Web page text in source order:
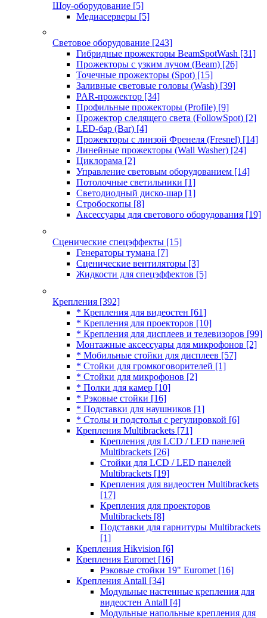
Шоу-оборудование [5]
Медиасерверы [5]
Световое оборудование [243]
Гибридные прожекторы BeamSpotWash [31]
Прожекторы с узким лучом (Beam) [26]
Точечные прожекторы (Spot) [15]
Заливные световые головы (Wash) [39]
PAR-прожектор [34]
Профильные прожекторы (Profile) [9]
Прожектор следящего света (FollowSpot) [2]
LED-бар (Bar) [4]
Прожекторы с линзой Френеля (Fresnel) [14]
Линейные прожекторы (Wall Washer) [24]
Циклорама [2]
Управление световым оборудованием [14]
Потолочные светильники [1]
Светодиодный диско-шар [1]
Стробоскопы [8]
Аксессуары для светового оборудования [19]
Сценические спецэффекты [15]
Генераторы тумана [7]
Сценические вентиляторы [3]
Жидкости для спецэффектов [5]
Крепления [392]
* Крепления для видеостен [61]
* Крепления для проекторов [10]
* Крепления для дисплеев и телевизоров [99]
Монтажные аксессуары для микрофонов [2]
* Мобильные стойки для дисплеев [57]
* Стойки для громкоговорителей [1]
* Стойки для микрофонов [2]
* Полки для камер [10]
* Рэковые стойки [16]
* Подставки для наушников [1]
* Столы и подстолья с регулировкой [6]
Крепления Multibrackets [71]
Крепления для LCD / LED панелей
Multibrackets [26]
Стойки для LCD / LED панелей
Multibrackets [19]
Крепления для видеостен Multibrackets
[17]
Крепления для проекторов
Multibrackets [8]
Подставки для гарнитуры Multibrackets
[1]
Крепления Hikvision [6]
Крепления Euromet [16]
Рэковые стойки 19" Euromet [16]
Крепления Antall [34]
Модульные настенные крепления для
видеостен Antall [4]
Модульные напольные крепления для